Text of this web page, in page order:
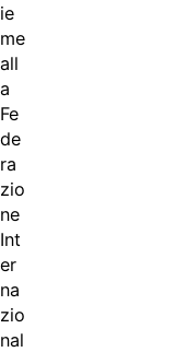
ie
me
all
a
Fe
de
ra
zio
ne
Int
er
na
zio
nal